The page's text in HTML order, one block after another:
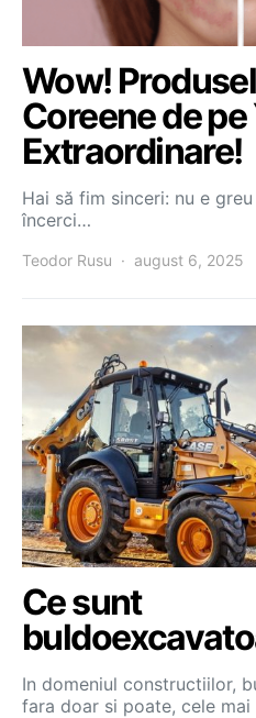
Wow!
Coreene de
Extraordinare!
Hai să fim sinceri: nu e
încerci…
Teodor Rusu august 6, 2025
Ce sunt
In domeniul constructiilor,
fara doar si poate, cele